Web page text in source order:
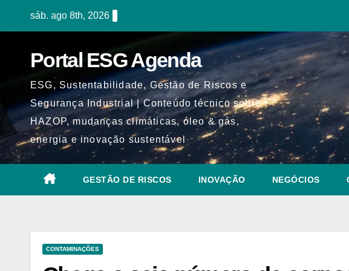
sáb. ago 8th, 2026
Portal ESG Agenda
ESG, Sustentabilidade, Gestão de Riscos e
Segurança Industrial | Conteúdo técnico sobre
HAZOP, mudanças climáticas, óleo & gás,
energia e inovação sustentável
GESTÃO DE RISCOS INOVAÇÃO NEGÓCIOS
CONTAMINAÇÕES